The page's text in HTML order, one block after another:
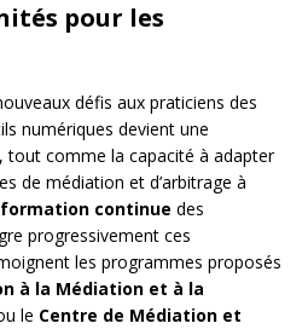
pour les
défis aux praticiens des
numériques devient une
tout comme la capacité à adapter
de médiation et d’arbitrage à
formation continue des
progressivement ces
les programmes proposés
à la Médiation et à la
le Centre de Médiation et